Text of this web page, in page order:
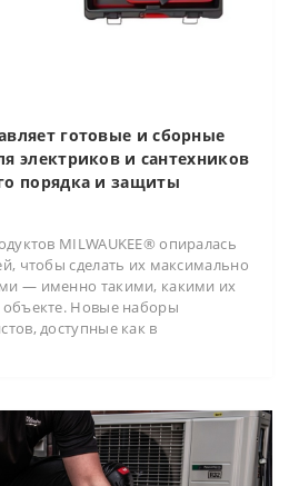
готовые и сборные
электриков и сантехников
порядка и защиты
MILWAUKEE® опиралась
чтобы сделать их максимально
— именно такими, какими их
Новые наборы
доступные как в